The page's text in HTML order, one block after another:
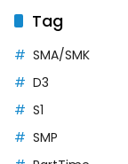
Tag
SMA/SMK
D3
S1
SMP